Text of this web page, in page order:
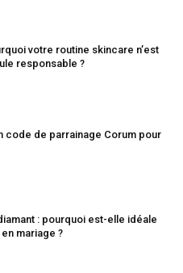
votre routine skincare n’est
responsable ?
code de parrainage Corum pour
: pourquoi est-elle idéale
mariage ?